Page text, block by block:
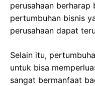
perusahaan berharap
pertumbuhan bisnis
perusahaan dapat
Selain itu,
untuk bisa
sangat bermanfaat